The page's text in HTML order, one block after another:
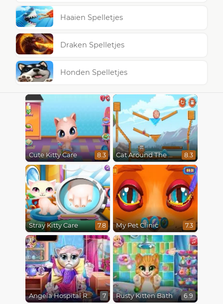
Haaien Spelletjes
Draken Spelletjes
Honden Spelletjes
Cute Kitty Care 8.3 Cat Around The World 8.3
Stray Kitty Care 7.8 My Pet Clinic 7.3
Angela Hospital Recovery 7 Rusty Kitten Bath 6.9